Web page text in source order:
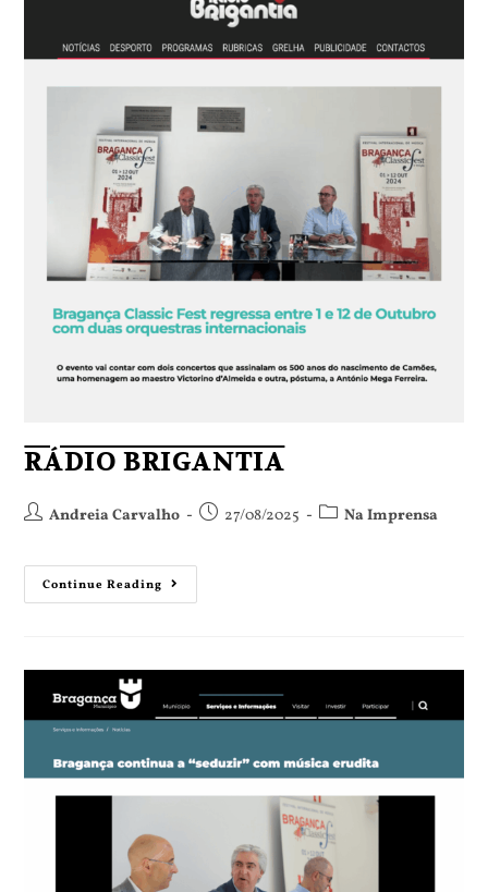
RÁDIO BRIGANTIA
Andreia Carvalho 27/08/2025 Na Imprensa
Continue Reading